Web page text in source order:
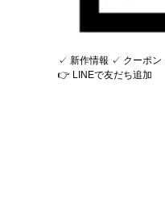
✓ 新作情報 ✓ クーポン
👉 LINEで友だち追加